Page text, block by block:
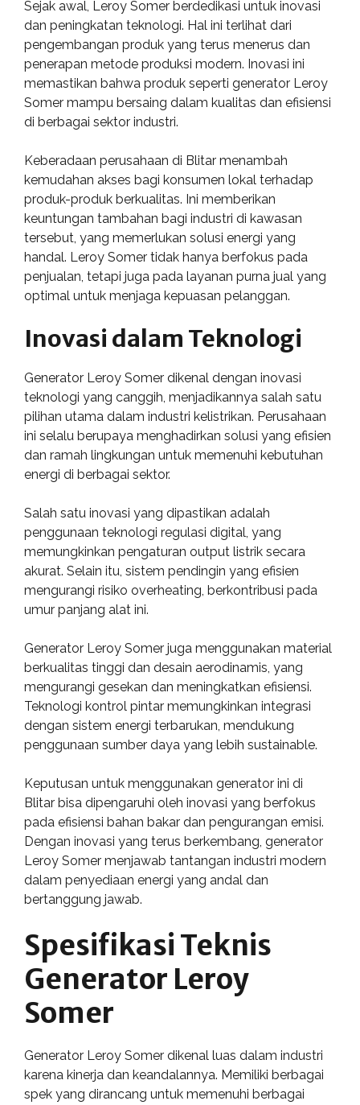
Sejak awal, Leroy Somer berdedikasi untuk inovasi
dan peningkatan teknologi. Hal ini terlihat dari
pengembangan produk yang terus menerus dan
penerapan metode produksi modern. Inovasi ini
memastikan bahwa produk seperti generator Leroy
Somer mampu bersaing dalam kualitas dan efisiensi
di berbagai sektor industri.
Keberadaan perusahaan di Blitar menambah
kemudahan akses bagi konsumen lokal terhadap
produk-produk berkualitas. Ini memberikan
keuntungan tambahan bagi industri di kawasan
tersebut, yang memerlukan solusi energi yang
handal. Leroy Somer tidak hanya berfokus pada
penjualan, tetapi juga pada layanan purna jual yang
optimal untuk menjaga kepuasan pelanggan.
Inovasi dalam Teknologi
Generator Leroy Somer dikenal dengan inovasi
teknologi yang canggih, menjadikannya salah satu
pilihan utama dalam industri kelistrikan. Perusahaan
ini selalu berupaya menghadirkan solusi yang efisien
dan ramah lingkungan untuk memenuhi kebutuhan
energi di berbagai sektor.
Salah satu inovasi yang dipastikan adalah
penggunaan teknologi regulasi digital, yang
memungkinkan pengaturan output listrik secara
akurat. Selain itu, sistem pendingin yang efisien
mengurangi risiko overheating, berkontribusi pada
umur panjang alat ini.
Generator Leroy Somer juga menggunakan material
berkualitas tinggi dan desain aerodinamis, yang
mengurangi gesekan dan meningkatkan efisiensi.
Teknologi kontrol pintar memungkinkan integrasi
dengan sistem energi terbarukan, mendukung
penggunaan sumber daya yang lebih sustainable.
Keputusan untuk menggunakan generator ini di
Blitar bisa dipengaruhi oleh inovasi yang berfokus
pada efisiensi bahan bakar dan pengurangan emisi.
Dengan inovasi yang terus berkembang, generator
Leroy Somer menjawab tantangan industri modern
dalam penyediaan energi yang andal dan
bertanggung jawab.
Spesifikasi Teknis
Generator Leroy
Somer
Generator Leroy Somer dikenal luas dalam industri
karena kinerja dan keandalannya. Memiliki berbagai
spek yang dirancang untuk memenuhi berbagai